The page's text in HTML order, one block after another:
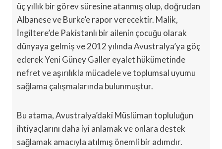
üç yıllık bir görev süresine atanmış olup, doğrudan
Albanese ve Burke’e rapor verecektir. Malik,
İngiltere’de Pakistanlı bir ailenin çocuğu olarak
dünyaya gelmiş ve 2012 yılında Avustralya’ya göç
ederek Yeni Güney Galler eyalet hükümetinde
nefret ve aşırılıkla mücadele ve toplumsal uyumu
sağlama çalışmalarında bulunmuştur.
Bu atama, Avustralya’daki Müslüman topluluğun
ihtiyaçlarını daha iyi anlamak ve onlara destek
sağlamak amacıyla atılmış önemli bir adımdır.